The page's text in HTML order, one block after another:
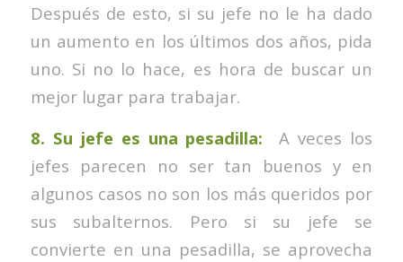
Después de esto, si su jefe no le ha dado
un aumento en los últimos dos años, pida
uno. Si no lo hace, es hora de buscar un
mejor lugar para trabajar.
8. Su jefe es una pesadilla:A veces los
jefes parecen no ser tan buenos y en
algunos casos no son los más queridos por
sus subalternos. Pero si su jefe se
convierte en una pesadilla, se aprovecha